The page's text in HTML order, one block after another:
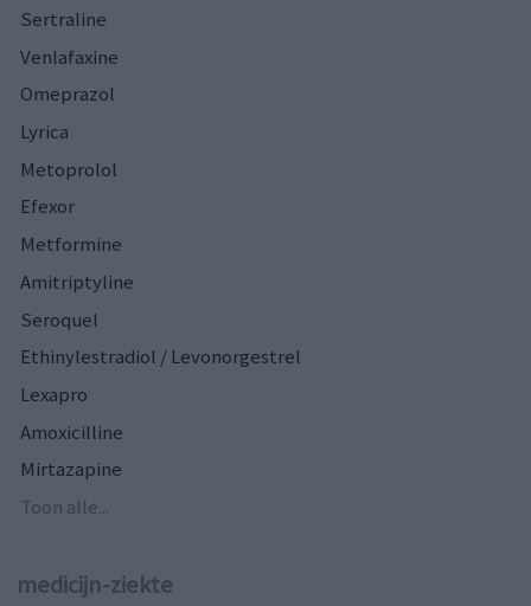
Sertraline
Venlafaxine
Omeprazol
Lyrica
Metoprolol
Efexor
Metformine
Amitriptyline
Seroquel
Ethinylestradiol / Levonorgestrel
Lexapro
Amoxicilline
Mirtazapine
Toon alle...
medicijn-ziekte